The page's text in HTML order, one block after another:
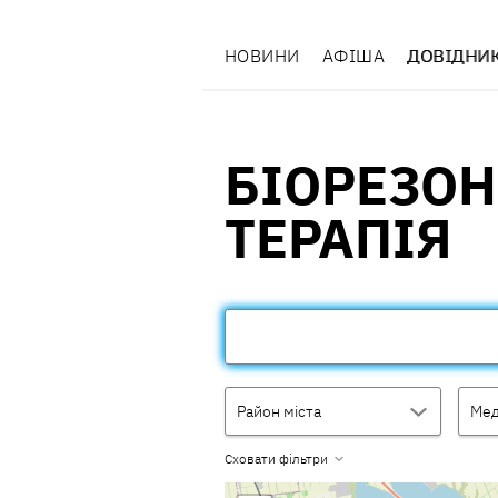
НОВИНИ АФІША
ТЕРАПІЯ
Район міста
Сховати фільтри